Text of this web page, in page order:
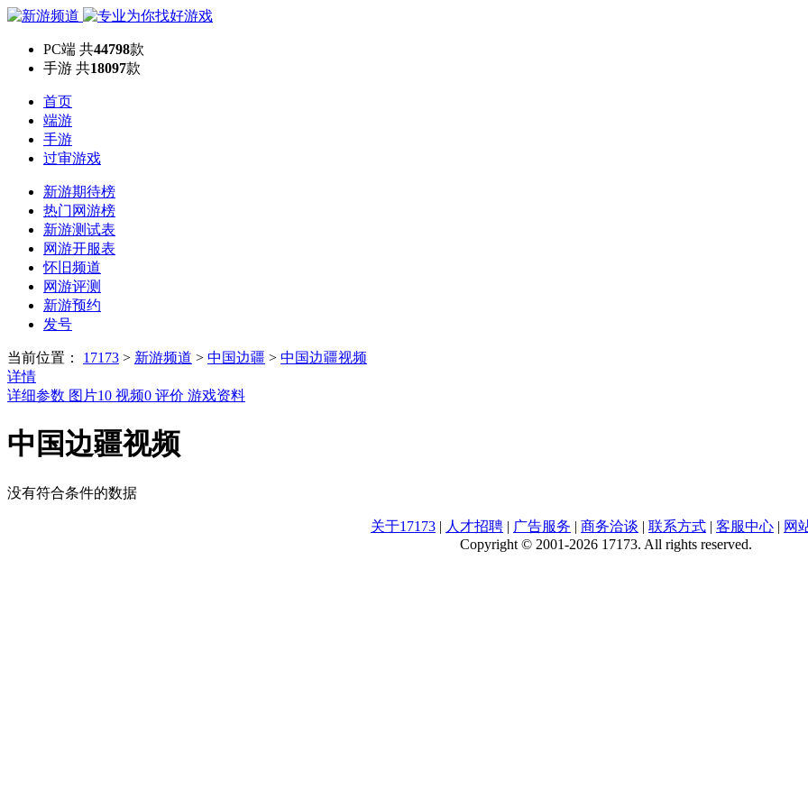
PC端 共44798款
手游 共18097款
首页
端游
手游
过审游戏
新游期待榜
热门网游榜
新游测试表
网游开服表
怀旧频道
网游评测
新游预约
发号
当前位置： 17173 > 新游频道 > 中国边疆 > 中国边疆视频
详情
详细参数 图片10 视频0 评价 游戏资料
中国边疆视频
没有符合条件的数据
关于17173 | 人才招聘 | 广告服务 | 商务洽谈 | 联系方式 | 客服中心 | 网
Copyright © 2001-2026 17173. All rights reserved.